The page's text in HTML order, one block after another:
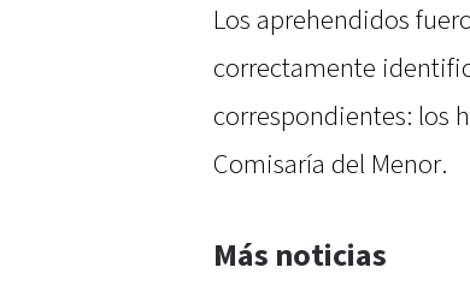
Los aprehendidos
correctamente
correspondientes: los
Comisaría del Menor.
Más noticias